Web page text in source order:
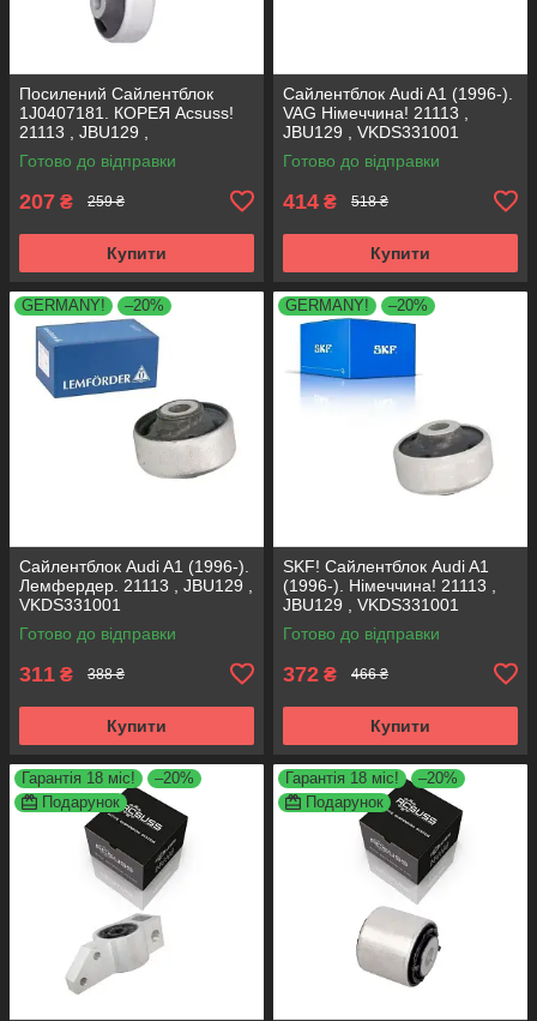
Посилений Сайлентблок
1J0407181. КОРЕЯ Acsuss!
21113 , JBU129 ,
VKDS331001
Готово до відправки
207 ₴ 259 ₴
Купити
Сайлентблок Audi A1 (1996-).
VAG Німеччина! 21113 ,
JBU129 , VKDS331001
Готово до відправки
414 ₴ 518 ₴
Купити
GERMANY! –20%
Сайлентблок Audi A1 (1996-).
Лемфердер. 21113 , JBU129 ,
VKDS331001
Готово до відправки
311 ₴ 388 ₴
Купити
GERMANY! –20%
SKF! Сайлентблок Audi A1
(1996-). Німеччина! 21113 ,
JBU129 , VKDS331001
Готово до відправки
372 ₴ 466 ₴
Купити
Гарантія 18 міс!
–20%
Подарунок
Гарантія 18 міс!
–20%
Подарунок